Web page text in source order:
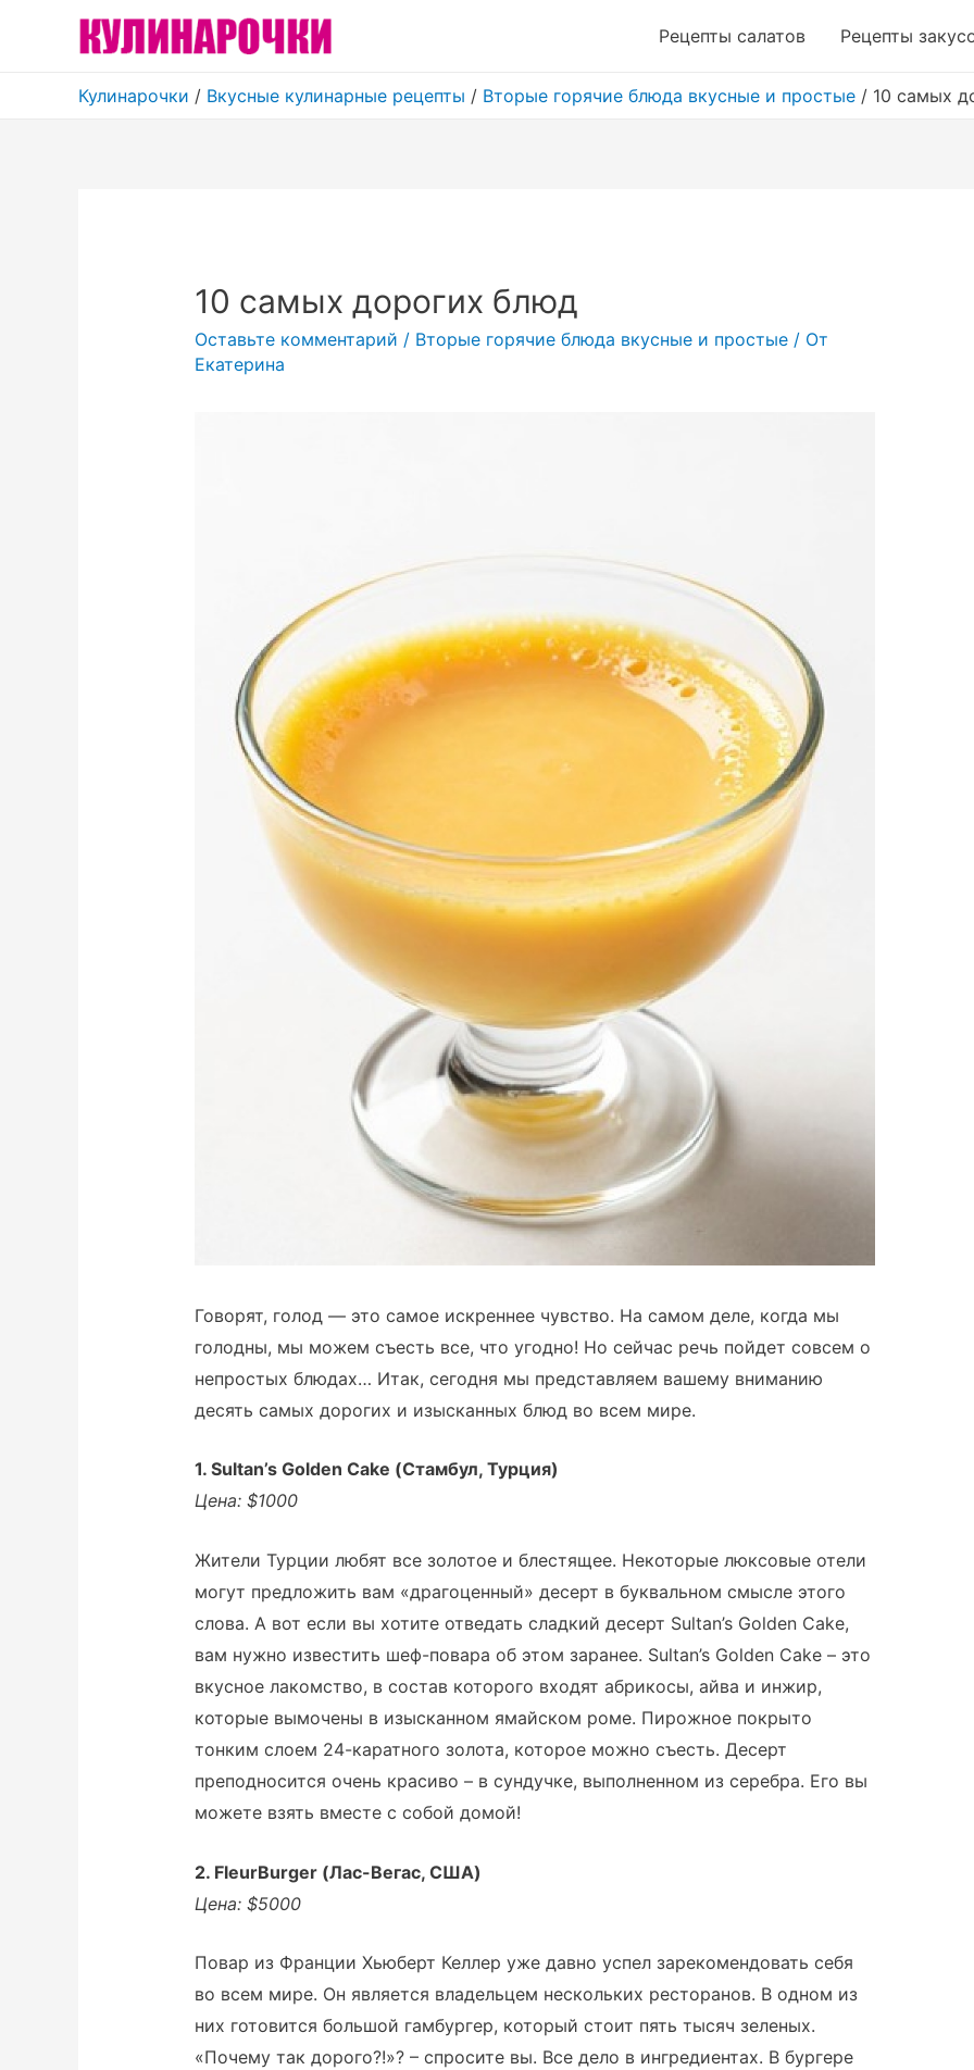
Рецепты салатов Рецепты
Кулинарочки / Вкусные кулинарные рецепты / Вторые горячие блюда вкусные и простые / 10 самых
10 самых дорогих блюд
Оставьте комментарий / Вторые горячие блюда вкусные и простые/ От
Екатерина
Говорят, голод — это самое искреннее чувство. На самом деле, когда мы
голодны, мы можем съесть все, что угодно! Но сейчас речь пойдет совсем о
непростых блюдах… Итак, сегодня мы представляем вашему вниманию
десять самых дорогих и изысканных блюд во всем мире.
1. Sultan’s Golden Cake (Стамбул, Турция)
Цена: $1000
Жители Турции любят все золотое и блестящее. Некоторые люксовые отели
могут предложить вам «драгоценный» десерт в буквальном смысле этого
слова. А вот если вы хотите отведать сладкий десерт Sultan’s Golden Cake,
вам нужно известить шеф-повара об этом заранее. Sultan’s Golden Cake – это
вкусное лакомство, в состав которого входят абрикосы, айва и инжир,
которые вымочены в изысканном ямайском роме. Пирожное покрыто
тонким слоем 24-каратного золота, которое можно съесть. Десерт
преподносится очень красиво – в сундучке, выполненном из серебра. Его вы
можете взять вместе с собой домой!
2. FleurBurger (Лас-Вегас, США)
Цена: $5000
Повар из Франции Хьюберт Келлер уже давно успел зарекомендовать себя
во всем мире. Он является владельцем нескольких ресторанов. В одном из
них готовится большой гамбургер, который стоит пять тысяч зеленых.
«Почему так дорого?!»? – спросите вы. Все дело в ингредиентах. В бургере